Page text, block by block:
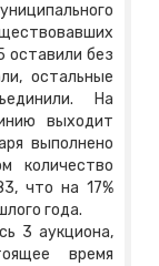
оставили без
остальные
На
выходит
выполнено
количество
что на 17%
года.
3 аукциона,
время